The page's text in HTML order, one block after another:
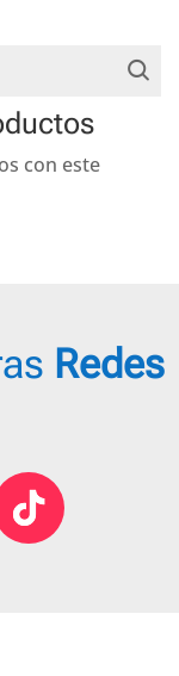
con este
Redes